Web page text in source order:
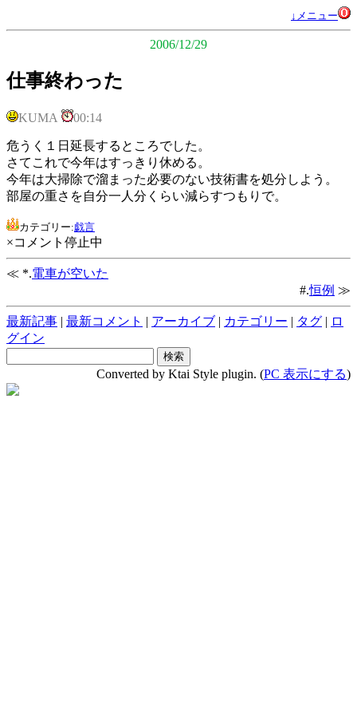
↓メニュー
2006/12/29
仕事終わった
KUMA 00:14
危うく１日延長するところでした。
さてこれで今年はすっきり休める。
今年は大掃除で溜まった必要のない技術書を処分しよう。
部屋の重さを自分一人分くらい減らすつもりで。
カテゴリー:戯言
×コメント停止中
≪ *.電車が空いた
#.恒例 ≫
最新記事 | 最新コメント | アーカイブ | カテゴリー | タグ | ロ
グイン
Converted by Ktai Style plugin. (PC 表示にする)